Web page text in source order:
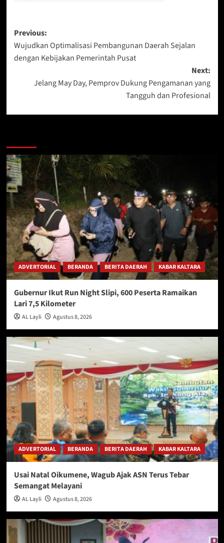
Post
navigation
Previous:
Wujudkan Optimalisasi Pembangunan Daerah Sejalan
dengan Kebijakan Pemerintah Pusat
Next:
Jelang May Day, Pemprov Dukung Pengamanan yang
Tangguh dan Profesional
ADVERTORIAL BERANDA BERITA DAERAH KABAR KALTARA
Gubernur Ikut Run Night Slipi, 600 Peserta Ramaikan
Lari 7,5 Kilometer
AL Layli Agustus 8, 2026
ADVERTORIAL BERANDA BERITA DAERAH KABAR KALTARA
Usai Natal Oikumene, Wagub Ajak ASN Terus Tebar
Semangat Melayani
AL Layli Agustus 8, 2026